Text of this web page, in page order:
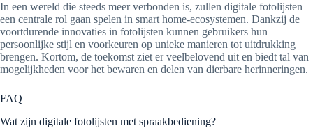
In een wereld die steeds meer verbonden is, zullen digitale fotolijsten
een centrale rol gaan spelen in smart home-ecosystemen. Dankzij de
voortdurende innovaties in fotolijsten kunnen gebruikers hun
persoonlijke stijl en voorkeuren op unieke manieren tot uitdrukking
brengen. Kortom, de toekomst ziet er veelbelovend uit en biedt tal van
mogelijkheden voor het bewaren en delen van dierbare herinneringen.
FAQ
Wat zijn digitale fotolijsten met spraakbediening?